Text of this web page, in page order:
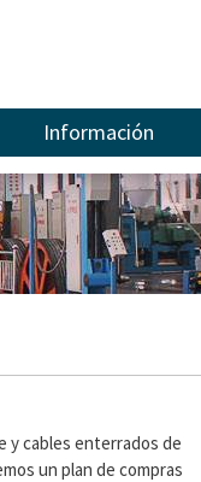
Información
y cables enterrados de
un plan de compras